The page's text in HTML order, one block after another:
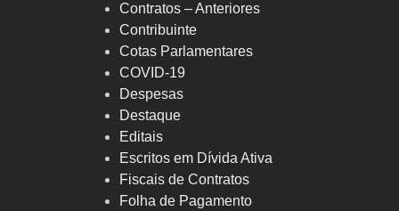
Contratos – Anteriores
Contribuinte
Cotas Parlamentares
COVID-19
Despesas
Destaque
Editais
Escritos em Dívida Ativa
Fiscais de Contratos
Folha de Pagamento